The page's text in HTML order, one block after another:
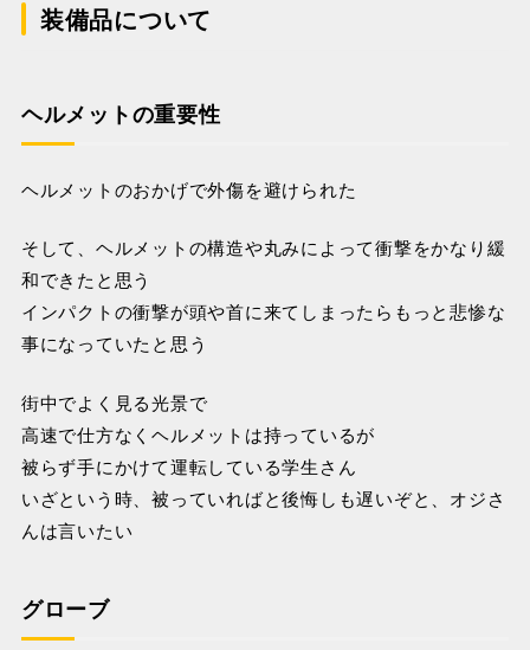
装備品について
ヘルメットの重要性
ヘルメットのおかげで外傷を避けられた
そして、ヘルメットの構造や丸みによって衝撃をかなり緩
和できたと思う
インパクトの衝撃が頭や首に来てしまったらもっと悲惨な
事になっていたと思う
街中でよく見る光景で
高速で仕方なくヘルメットは持っているが
被らず手にかけて運転している学生さん
いざという時、被っていればと後悔しも遅いぞと、オジさ
んは言いたい
グローブ